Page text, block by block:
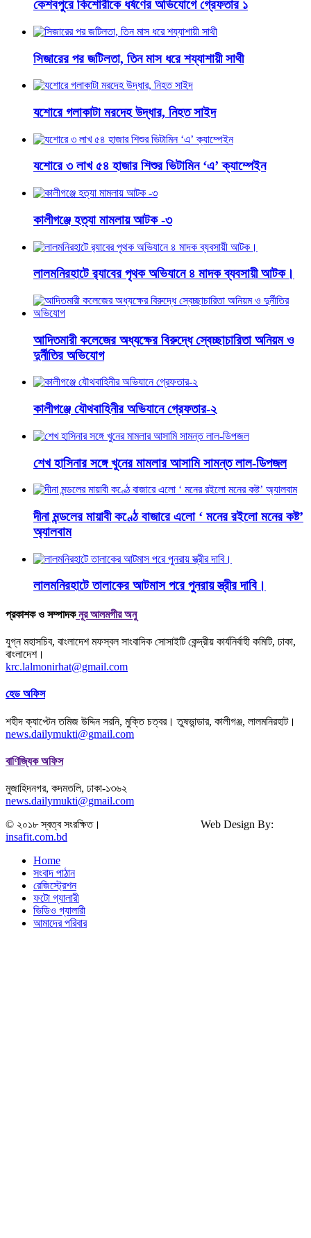
কেশবপুরে কিশোরীকে ধর্ষণের অভিযোগে গ্রেফতার ১
সিজারের পর জটিলতা, তিন মাস ধরে শয্যাশায়ী সাথী
যশোরে গলাকাটা মরদেহ উদ্ধার, নিহত সাইদ
যশোরে ৩ লাখ ৫৪ হাজার শিশুর ভিটামিন ‘এ’ ক্যাম্পেইন
কালীগঞ্জে হত্যা মামলায় আটক -৩
লালমনিরহাটে র‍্যাবের পৃথক অভিযানে ৪ মাদক ব্যবসায়ী আটক।
আদিতমারী কলেজের অধ্যক্ষের বিরুদ্ধে স্বেচ্ছাচারিতা অনিয়ম ও
দুর্নীতির অভিযোগ
কালীগঞ্জে যৌথবাহিনীর অভিযানে গ্রেফতার-২
শেখ হাসিনার সঙ্গে খুনের মামলার আসামি সামন্ত লাল-ডিপজল
দীনা মন্ডলের মায়াবী কণ্ঠে বাজারে এলো ‘ মনের রইলো মনের কষ্ট’
অ্যালবাম
লালমনিরহাটে তালাকের আটমাস পরে পুনরায় স্ত্রীর দাবি।
প্রকাশক ও সম্পাদকনূর আলমগীর অনু
যুগ্ন মহাসচিব, বাংলাদেশ মফস্বল সাংবাদিক সোসাইটি কেন্দ্রীয় কার্যনির্বাহী কমিটি, ঢাকা,
বাংলাদেশ।
krc.lalmonirhat@gmail.com
হেড অফিস
শহীদ ক্যাপ্টেন তমিজ উদ্দিন সরনি, মুক্তি চত্বর। তুষভান্ডার, কালীগঞ্জ, লালমনিরহাট।
news.dailymukti@gmail.com
বাণিজ্যিক অফিস
মুজাহিদনগর, কদমতলি, ঢাকা-১৩৬২
news.dailymukti@gmail.com
© ২০১৮ স্বত্ব সংরক্ষিত। Web Design By:
insafit.com.bd
Home
সংবাদ পাঠান
রেজিস্ট্রেশন
ফটো গ্যালারী
ভিডিও গ্যালারী
আমাদের পরিবার